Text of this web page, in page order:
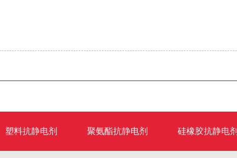
塑料抗静电剂 聚氨酯抗静电剂 硅橡胶抗静电剂